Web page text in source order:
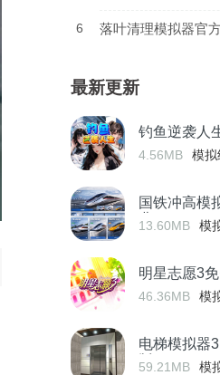
6 落叶清理模拟器官
最新更新
钓鱼逆袭人
4.56MB 模拟
国铁冲高模
费
13.60MB 模
明星志愿3
46.36MB 模
电梯模拟器
版
59.21MB 模